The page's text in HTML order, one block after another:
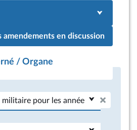
amendements en discussion
/ Organe